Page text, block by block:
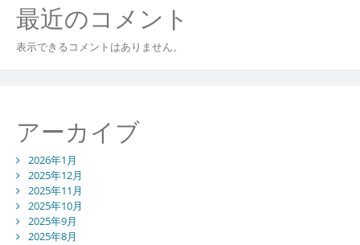
な
選
び
最近のコメント
表示できるコメントはありません。
アーカイブ
2026年1月
2025年12月
2025年11月
2025年10月
2025年9月
2025年8月